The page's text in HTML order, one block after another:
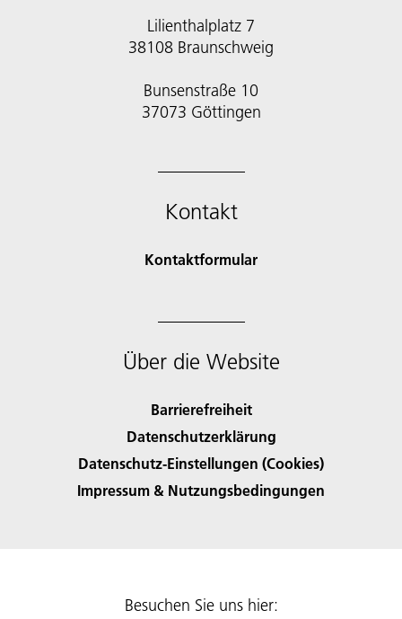
Lilienthalplatz 7
38108 Braunschweig
Bunsenstraße 10
Kontakt
Kontaktformular
Über die Website
Barrierefreiheit
Datenschutzerklärung
Datenschutz-Einstellungen (Cookies)
Impressum & Nutzungsbedingungen
Besuchen Sie uns hier: